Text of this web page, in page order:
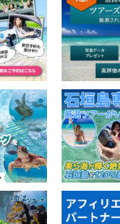
免費照片資料贈品
特殊的防水相機為您